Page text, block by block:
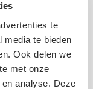
te
media te bieden
Ook delen we
met onze
analyse. Deze